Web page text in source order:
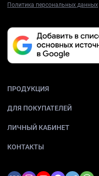
Политика персональных данных
ПРОДУКЦИЯ
ДЛЯ ПОКУПАТЕЛЕЙ
ЛИЧНЫЙ КАБИНЕТ
КОНТАКТЫ